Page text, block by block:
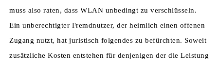
muss also raten, dass WLAN unbedingt zu verschlüsseln.
Ein unberechtigter Fremdnutzer, der heimlich einen offenen
Zugang nutzt, hat juristisch folgendes zu befürchten. Soweit
zusätzliche Kosten entstehen für denjenigen der die Leistung